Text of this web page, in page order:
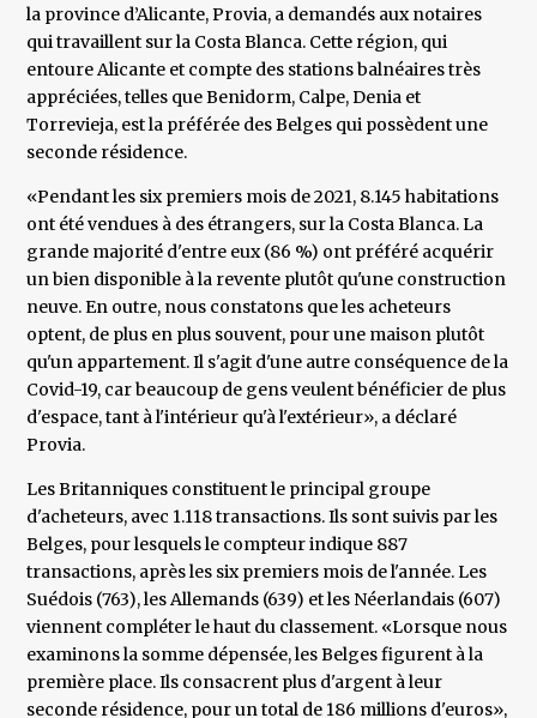
la province d’Alicante, Provia, a demandés aux notaires
qui travaillent sur la Costa Blanca. Cette région, qui
entoure Alicante et compte des stations balnéaires très
appréciées, telles que Benidorm, Calpe, Denia et
Torrevieja, est la préférée des Belges qui possèdent une
seconde résidence.
«Pendant les six premiers mois de 2021, 8.145 habitations
ont été vendues à des étrangers, sur la Costa Blanca. La
grande majorité d'entre eux (86 %) ont préféré acquérir
un bien disponible à la revente plutôt qu'une construction
neuve. En outre, nous constatons que les acheteurs
optent, de plus en plus souvent, pour une maison plutôt
qu'un appartement. Il s'agit d'une autre conséquence de la
Covid-19, car beaucoup de gens veulent bénéficier de plus
d'espace, tant à l'intérieur qu'à l'extérieur», a déclaré
Provia.
Les Britanniques constituent le principal groupe
d'acheteurs, avec 1.118 transactions. Ils sont suivis par les
Belges, pour lesquels le compteur indique 887
transactions, après les six premiers mois de l'année. Les
Suédois (763), les Allemands (639) et les Néerlandais (607)
viennent compléter le haut du classement. «Lorsque nous
examinons la somme dépensée, les Belges figurent à la
première place. Ils consacrent plus d'argent à leur
seconde résidence, pour un total de 186 millions d'euros»,